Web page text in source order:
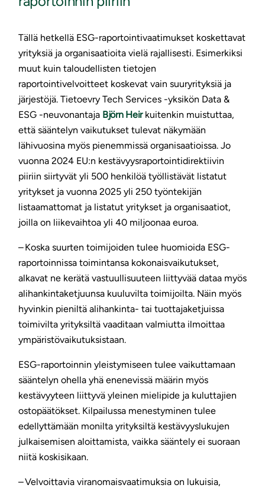
Tällä hetkellä ESG-raportointivaatimukset koskettavat
yrityksiä ja organisaatioita vielä rajallisesti. Esimerkiksi
muut kuin taloudellisten tietojen
raportointivelvoitteet koskevat vain suuryrityksiä ja
järjestöjä. Tietoevry Tech Services -yksikön Data &
ESG -neuvonantaja Björn Heirkuitenkin muistuttaa,
että sääntelyn vaikutukset tulevat näkymään
lähivuosina myös pienemmissä organisaatioissa. Jo
vuonna 2024 EU:n kestävyysraportointidirektiivin
piiriin siirtyvät yli 500 henkilöä työllistävät listatut
yritykset ja vuonna 2025 yli 250 työntekijän
listaamattomat ja listatut yritykset ja organisaatiot,
joilla on liikevaihtoa yli 40 miljoonaa euroa.
– Koska suurten toimijoiden tulee huomioida ESG-
raportoinnissa toimintansa kokonaisvaikutukset,
alkavat ne kerätä vastuullisuuteen liittyvää dataa myös
alihankintaketjuunsa kuuluvilta toimijoilta. Näin myös
hyvinkin pieniltä alihankinta- tai tuottajaketjuissa
toimivilta yrityksiltä vaaditaan valmiutta ilmoittaa
ympäristövaikutuksistaan.
ESG-raportoinnin yleistymiseen tulee vaikuttamaan
sääntelyn ohella yhä enenevissä määrin myös
kestävyyteen liittyvä yleinen mielipide ja kuluttajien
ostopäätökset. Kilpailussa menestyminen tulee
edellyttämään monilta yrityksiltä kestävyyslukujen
julkaisemisen aloittamista, vaikka sääntely ei suoraan
niitä koskisikaan.
– Velvoittavia viranomaisvaatimuksia on lukuisia,